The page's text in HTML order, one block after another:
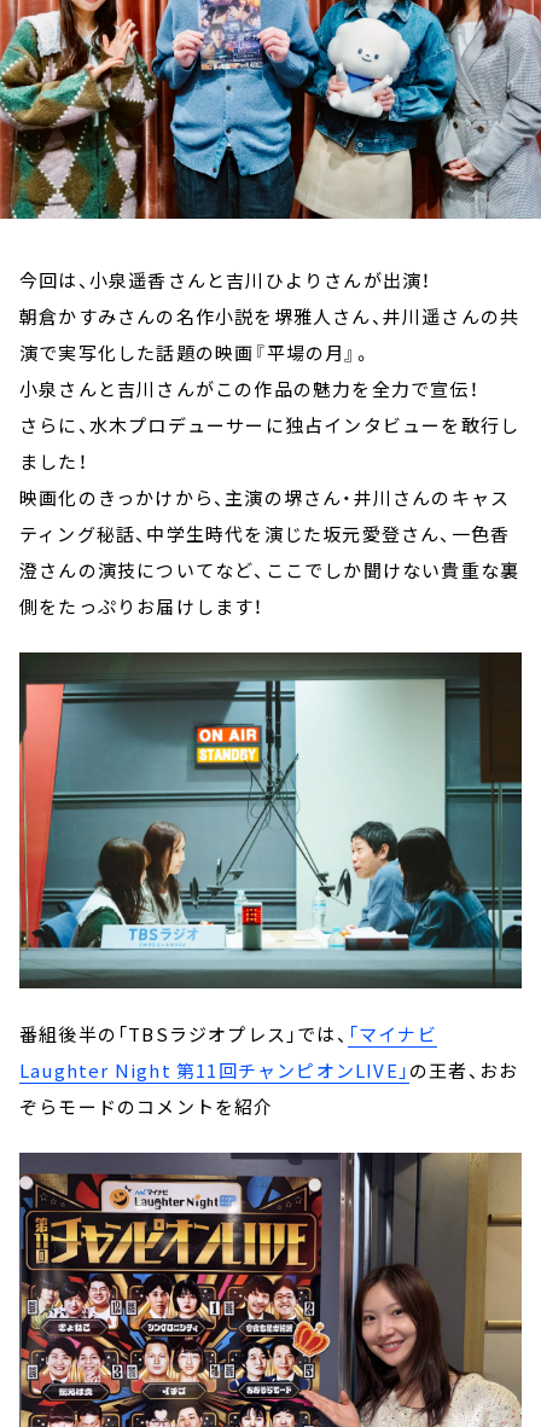
今回は、小泉遥香さんと吉川ひよりさんが出演！
朝倉かすみさんの名作小説を堺雅人さん、井川遥さんの共
演で実写化した話題の映画『平場の月』。
小泉さんと吉川さんがこの作品の魅力を全力で宣伝！
さらに、水木プロデューサーに独占インタビューを敢行し
ました！
映画化のきっかけから、主演の堺さん・井川さんのキャス
ティング秘話、中学生時代を演じた坂元愛登さん、一色香
澄さんの演技についてなど、ここでしか聞けない貴重な裏
側をたっぷりお届けします！
番組後半の「TBSラジオプレス」では、 「マイナビ
Laughter Night 第11回チャンピオンLIVE」の王者、おお
ぞらモードのコメントを紹介